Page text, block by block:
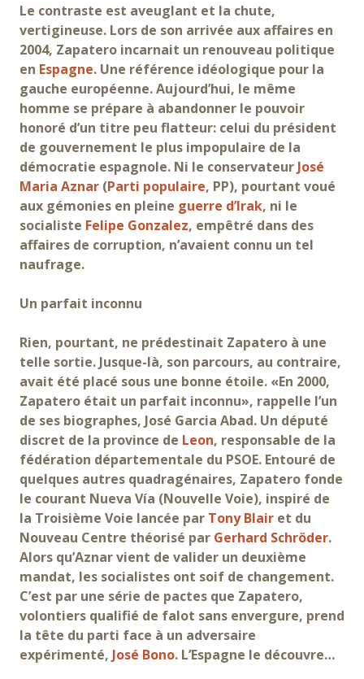
Le contraste est aveuglant et la chute,
vertigineuse. Lors de son arrivée aux affaires en
2004, Zapatero incarnait un renouveau politique
en Espagne. Une référence idéologique pour la
gauche européenne. Aujourd’hui, le même
homme se prépare à abandonner le pouvoir
honoré d’un titre peu flatteur: celui du président
de gouvernement le plus impopulaire de la
démocratie espagnole. Ni le conservateur José
Maria Aznar (Parti populaire, PP), pourtant voué
aux gémonies en pleine guerre d’Irak, ni le
socialiste Felipe Gonzalez, empêtré dans des
affaires de corruption, n’avaient connu un tel
naufrage.
Un parfait inconnu
Rien, pourtant, ne prédestinait Zapatero à une
telle sortie. Jusque-là, son parcours, au contraire,
avait été placé sous une bonne étoile. «En 2000,
Zapatero était un parfait inconnu», rappelle l’un
de ses biographes, José Garcia Abad. Un député
discret de la province de Leon, responsable de la
fédération départementale du PSOE. Entouré de
quelques autres quadragénaires, Zapatero fonde
le courant Nueva Vía (Nouvelle Voie), inspiré de
la Troisième Voie lancée par Tony Blair et du
Nouveau Centre théorisé par Gerhard Schröder.
Alors qu’Aznar vient de valider un deuxième
mandat, les socialistes ont soif de changement.
C’est par une série de pactes que Zapatero,
volontiers qualifié de falot sans envergure, prend
la tête du parti face à un adversaire
expérimenté, José Bono. L’Espagne le découvre…